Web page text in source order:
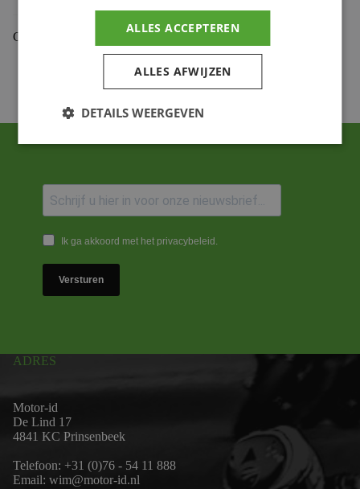
Gekoppelde Motoren
Ik ga akkoord met het privacybeleid.
Versturen
ADRES
Motor-id
De Lind 17
4841 KC Prinsenbeek
Telefoon: +31 (0)76 - 54 11 888
Email: wim@motor-id.nl
ALLES ACCEPTEREN
ALLES AFWIJZEN
DETAILS WEERGEVEN